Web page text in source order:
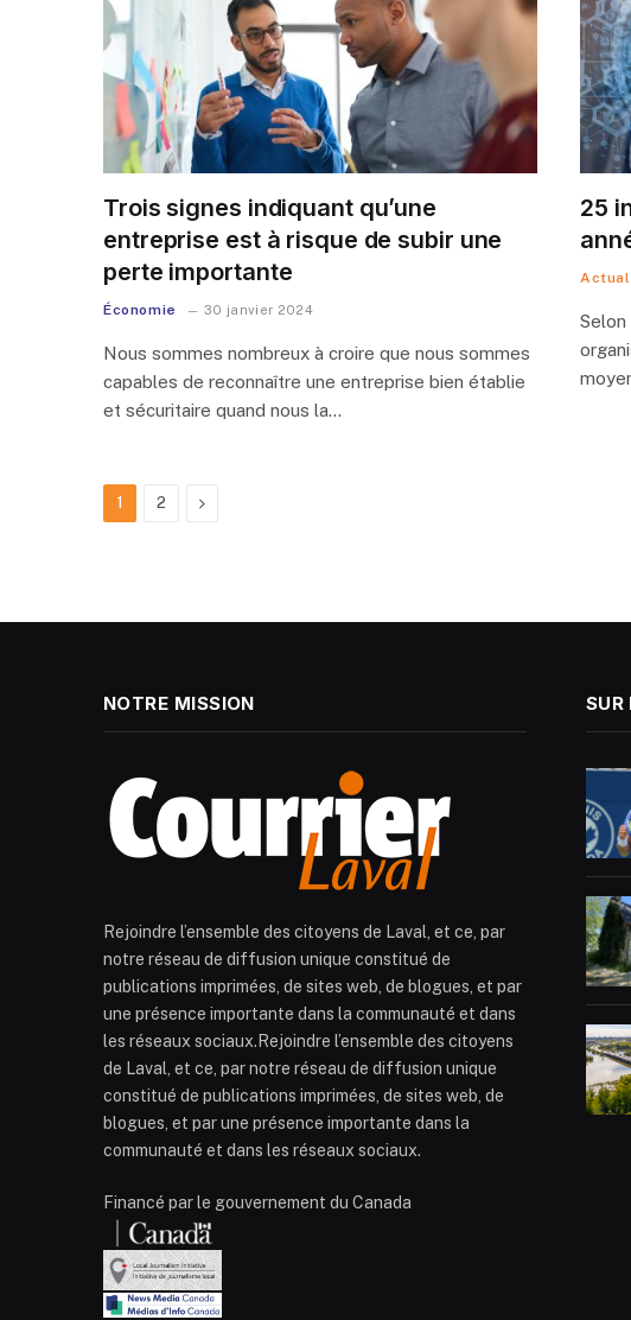
Trois signes indiquant qu’une
entreprise est à risque de subir une
perte importante
Économie 30 janvier 2024
Nous sommes nombreux à croire que nous sommes
capables de reconnaître une entreprise bien établie
et sécuritaire quand nous la…
25
Selon
1 2 Next
NOTRE MISSION
Rejoindre l’ensemble des citoyens de Laval, et ce, par
notre réseau de diffusion unique constitué de
publications imprimées, de sites web, de blogues, et par
une présence importante dans la communauté et dans
les réseaux sociaux.Rejoindre l’ensemble des citoyens
de Laval, et ce, par notre réseau de diffusion unique
constitué de publications imprimées, de sites web, de
blogues, et par une présence importante dans la
communauté et dans les réseaux sociaux.
Financé par le gouvernement du Canada
SUR